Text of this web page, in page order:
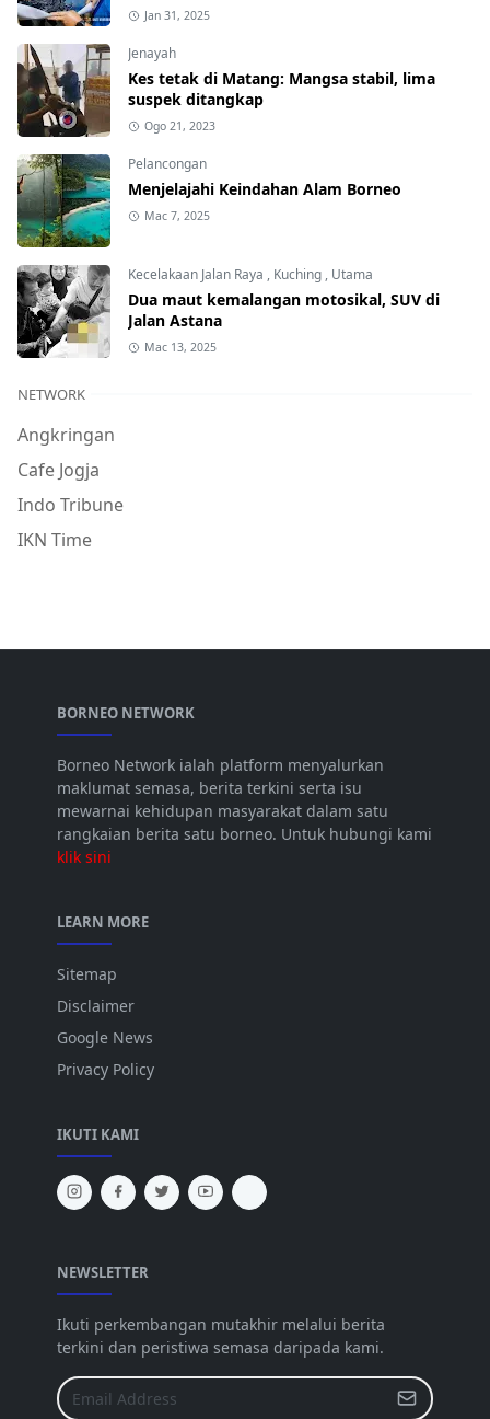
Jan 31, 2025
Jenayah
Kes tetak di Matang: Mangsa stabil, lima
suspek ditangkap
Ogo 21, 2023
Pelancongan
Menjelajahi Keindahan Alam Borneo
Mac 7, 2025
Kecelakaan Jalan Raya , Kuching , Utama
Dua maut kemalangan motosikal, SUV di
Jalan Astana
Mac 13, 2025
NETWORK
Angkringan
Cafe Jogja
Indo Tribune
IKN Time
BORNEO NETWORK
Borneo Network ialah platform menyalurkan
maklumat semasa, berita terkini serta isu
mewarnai kehidupan masyarakat dalam satu
rangkaian berita satu borneo. Untuk hubungi kami
klik sini
LEARN MORE
Sitemap
Disclaimer
Google News
Privacy Policy
IKUTI KAMI
NEWSLETTER
Ikuti perkembangan mutakhir melalui berita
terkini dan peristiwa semasa daripada kami.